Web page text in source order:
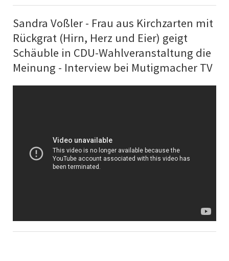
Sandra Voßler - Frau aus Kirchzarten mit
Rückgrat (Hirn, Herz und Eier) geigt
Schäuble in CDU-Wahlveranstaltung die
Meinung - Interview bei Mutigmacher TV